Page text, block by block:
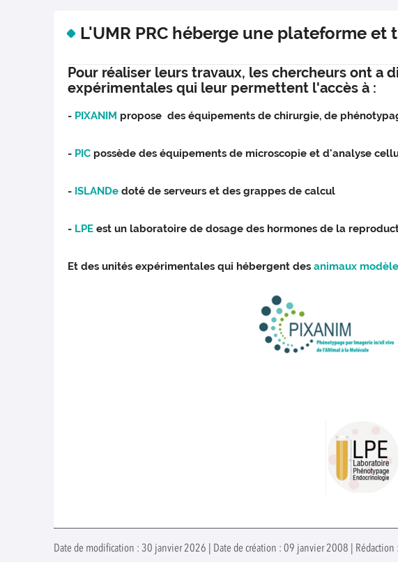
L'UMR PRC héberge une plateforme
Pour réaliser leurs travaux, les chercheurs ont
expérimentales qui leur permettent l'accès à :
- PIXANIM propose des équipements de chirurgie, de
- PIC possède des équipements de microscopie et d'analyse
- ISLANDedoté de serveurs et des grappes de calcul
- LPE est un laboratoire de dosage des hormones de la
Et des unités expérimentales qui hébergent desanimaux
Date de modification : 30 janvier 2026 | Date de création : 09 janvier 2008 | Rédaction